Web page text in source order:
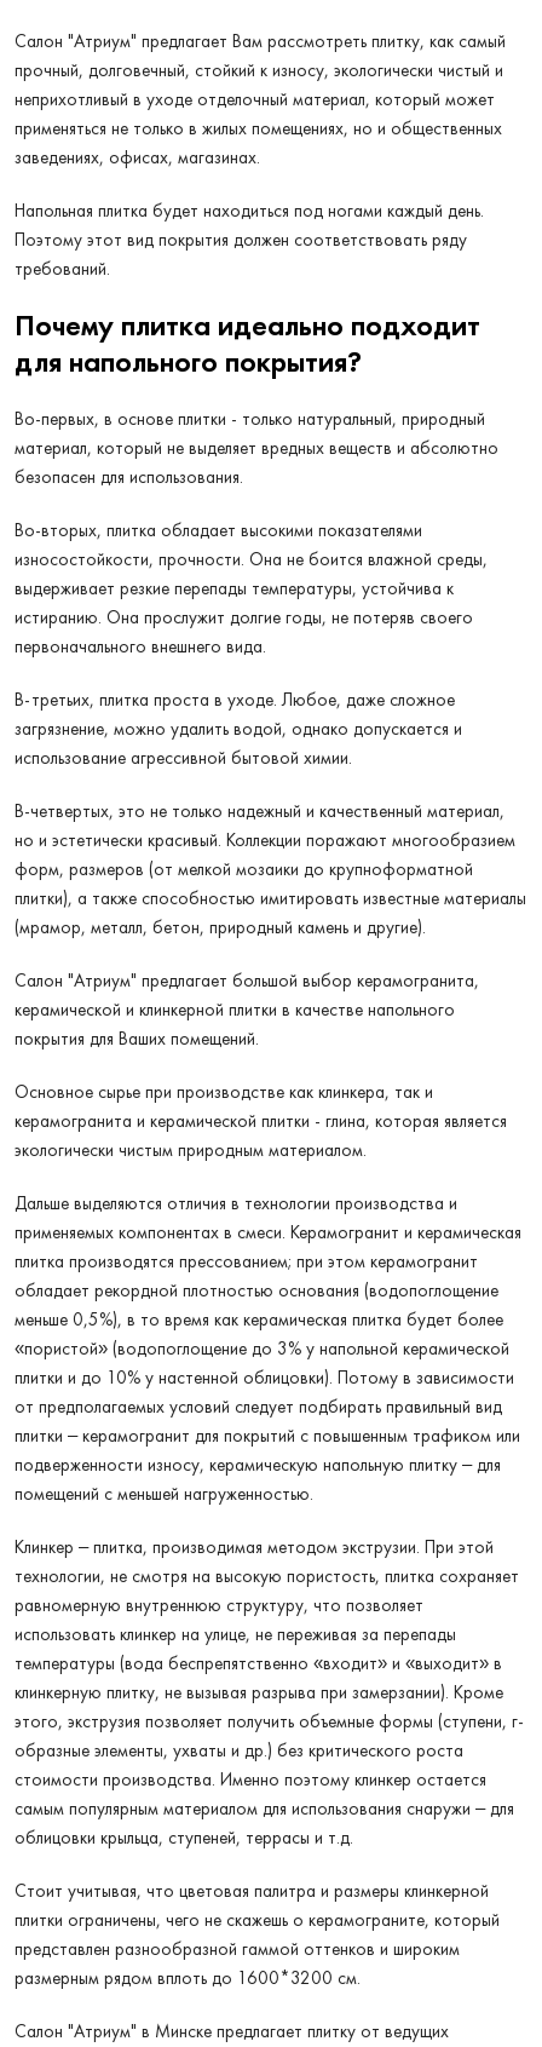
Салон "Атриум" предлагает Вам рассмотреть плитку, как самый
прочный, долговечный, стойкий к износу, экологически чистый и
неприхотливый в уходе отделочный материал, который может
применяться не только в жилых помещениях, но и общественных
заведениях, офисах, магазинах.
Напольная плитка будет находиться под ногами каждый день.
Поэтому этот вид покрытия должен соответствовать ряду
требований.
Почему плитка идеально подходит
для напольного покрытия?
Во-первых, в основе плитки - только натуральный, природный
материал, который не выделяет вредных веществ и абсолютно
безопасен для использования.
Во-вторых, плитка обладает высокими показателями
износостойкости, прочности. Она не боится влажной среды,
выдерживает резкие перепады температуры, устойчива к
истиранию. Она прослужит долгие годы, не потеряв своего
первоначального внешнего вида.
В-третьих, плитка проста в уходе. Любое, даже сложное
загрязнение, можно удалить водой, однако допускается и
использование агрессивной бытовой химии.
В-четвертых, это не только надежный и качественный материал,
но и эстетически красивый. Коллекции поражают многообразием
форм, размеров (от мелкой мозаики до крупноформатной
плитки), а также способностью имитировать известные материалы
(мрамор, металл, бетон, природный камень и другие).
Салон "Атриум" предлагает большой выбор керамогранита,
керамической и клинкерной плитки в качестве напольного
покрытия для Ваших помещений.
Основное сырье при производстве как клинкера, так и
керамогранита и керамической плитки - глина, которая является
экологически чистым природным материалом.
Дальше выделяются отличия в технологии производства и
применяемых компонентах в смеси. Керамогранит и керамическая
плитка производятся прессованием; при этом керамогранит
обладает рекордной плотностью основания (водопоглощение
меньше 0,5%), в то время как керамическая плитка будет более
«пористой» (водопоглощение до 3% у напольной керамической
плитки и до 10% у настенной облицовки). Потому в зависимости
от предполагаемых условий следует подбирать правильный вид
плитки – керамогранит для покрытий с повышенным трафиком или
подверженности износу, керамическую напольную плитку – для
помещений с меньшей нагруженностью.
Клинкер – плитка, производимая методом экструзии. При этой
технологии, не смотря на высокую пористость, плитка сохраняет
равномерную внутреннюю структуру, что позволяет
использовать клинкер на улице, не переживая за перепады
температуры (вода беспрепятственно «входит» и «выходит» в
клинкерную плитку, не вызывая разрыва при замерзании). Кроме
этого, экструзия позволяет получить объемные формы (ступени, г-
образные элементы, ухваты и др.) без критического роста
стоимости производства. Именно поэтому клинкер остается
самым популярным материалом для использования снаружи – для
облицовки крыльца, ступеней, террасы и т.д.
Стоит учитывая, что цветовая палитра и размеры клинкерной
плитки ограничены, чего не скажешь о керамограните, который
представлен разнообразной гаммой оттенков и широким
размерным рядом вплоть до 1600*3200 см.
Салон "Атриум" в Минске предлагает плитку от ведущих